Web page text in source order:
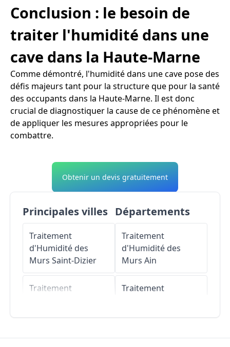
Conclusion : le besoin de
traiter l'humidité dans une
cave dans la Haute-Marne
Comme démontré, l'humidité dans une cave pose des
défis majeurs tant pour la structure que pour la santé
des occupants dans la Haute-Marne. Il est donc
crucial de diagnostiquer la cause de ce phénomène et
de appliquer les mesures appropriées pour le
combattre.
Obtenir un devis gratuitement
Principales villes
Traitement
d'Humidité des
Murs Saint-Dizier
Traitement
Traitement
Départements
Traitement
d'Humidité des
Murs Ain
Traitement
Traitement